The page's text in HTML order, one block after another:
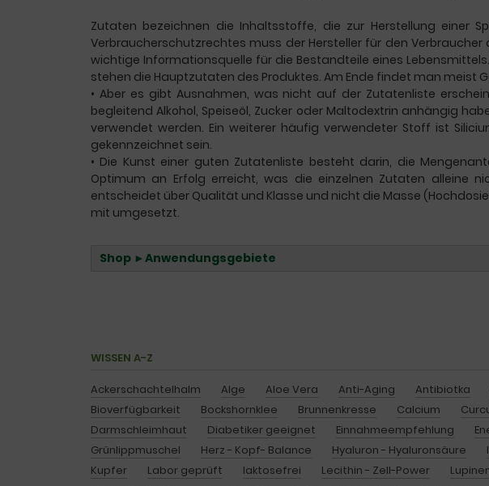
Zutaten bezeichnen die Inhaltsstoffe, die zur Herstellung einer
Verbraucherschutzrechtes muss der Hersteller für den
wichtige Informationsquelle für die Bestandteile eines
stehen die Hauptzutaten des Produktes. Am Ende findet man meist
• Aber es gibt Ausnahmen, was nicht auf der Zutatenliste
begleitend Alkohol, Speiseöl, Zucker oder Maltodextrin anhängig
verwendet werden. Ein weiterer häufig verwendeter Stoff ist
gekennzeichnet sein.
• Die Kunst einer guten Zutatenliste besteht darin, die
Optimum an Erfolg erreicht, was die einzelnen Zutaten alleine
entscheidet über Qualität und Klasse und nicht die Masse
mit umgesetzt.
Shop ►Anwendungsgebiete
WISSEN A-Z
Ackerschachtelhalm Alge Aloe Vera Anti-Aging Antibiotka
Bioverfügbarkeit
Bockshornklee Brunnenkresse Calcium
Darmschleimhaut
Diabetiker geeignet Einnahmeempfehlung
Grünlippmuschel
Herz - Kopf- Balance Hyaluron - Hyaluronsäure
Kupfer
Labor geprüft laktosefrei Lecithin - Zell-Power